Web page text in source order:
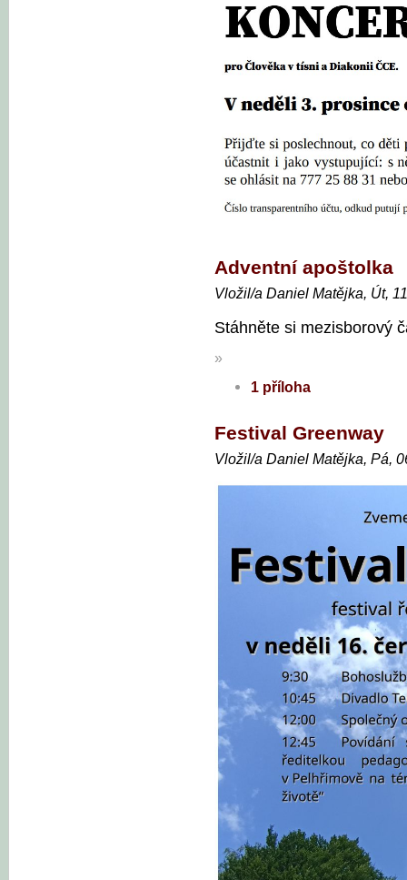
Adventní apoštolka
Vložil/a Daniel Matějka, Út,
Stáhněte si mezisborový
»
1 příloha
Festival Greenway
Vložil/a Daniel Matějka, Pá,